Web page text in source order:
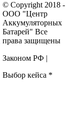
© Copyright 2018 -
ООО "Центр
Аккумуляторных
Батарей" Все
права защищены
Законом РФ |
Выбор кейса *